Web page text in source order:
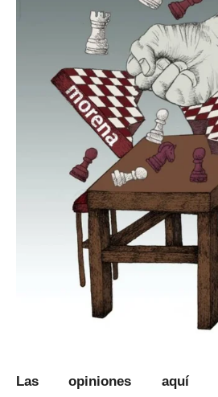
Las opiniones aquí